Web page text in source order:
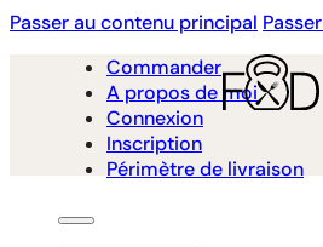
Passer au contenu principal
Commander
A propos de moi
Connexion
Inscription
Périmètre de livraison